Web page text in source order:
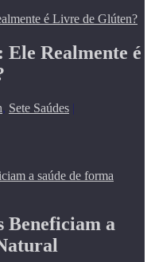
Realmente é
, Sete Saúdes |
Beneficiam a